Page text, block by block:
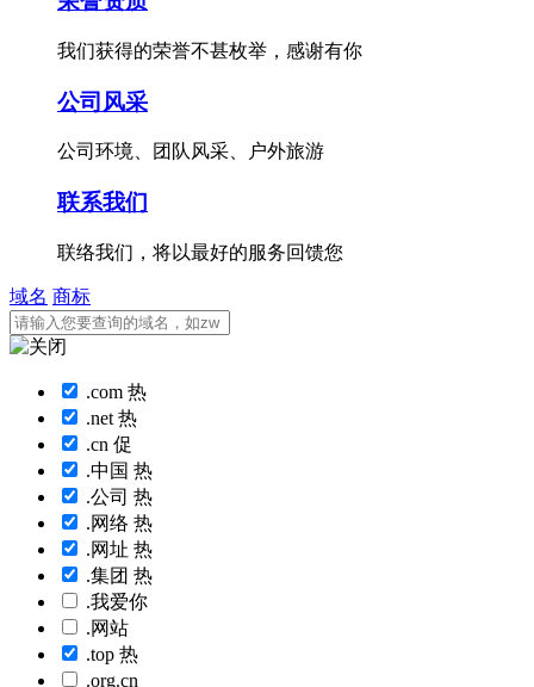
我们获得的荣誉不甚枚举，感谢有你
公司风采
公司环境、团队风采、户外旅游
联系我们
联络我们，将以最好的服务回馈您
域名 商标
.com 热
.net 热
.cn 促
.中国 热
.公司 热
.网络 热
.网址 热
.集团 热
.我爱你
.网站
.top 热
.org.cn